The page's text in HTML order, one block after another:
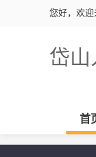
您好，欢迎
岱山
首